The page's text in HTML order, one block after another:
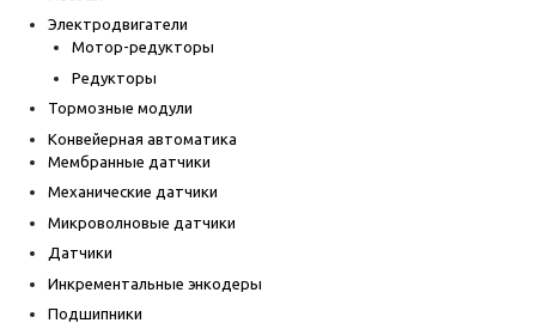
Электродвигатели
Мотор-редукторы
Редукторы
Тормозные модули
Конвейерная автоматика
Мембранные датчики
Механические датчики
Микроволновые датчики
Датчики
Инкрементальные энкодеры
Подшипники